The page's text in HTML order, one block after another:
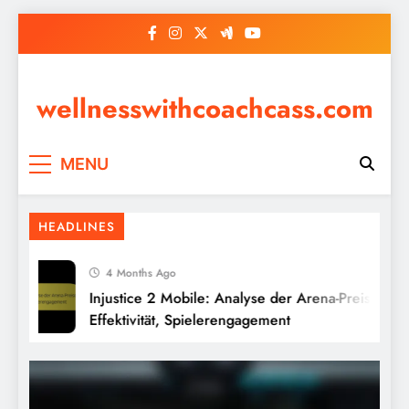
wellnesswithcoachcass.com
MENU
HEADLINES
4 Months Ago
Injustice 2 Mobile: Analyse der Arena-Preise,
Effektivität, Spielerengagement
Injustice 2 Mobile: Invasions-
Meilensteinbelohnungen,
Charakterfragmente, Einzigartige
Gegenstände